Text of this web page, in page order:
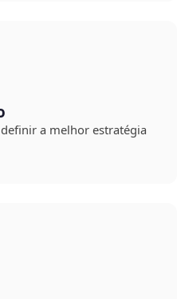
a melhor estratégia